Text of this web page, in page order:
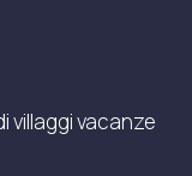
villaggi vacanze